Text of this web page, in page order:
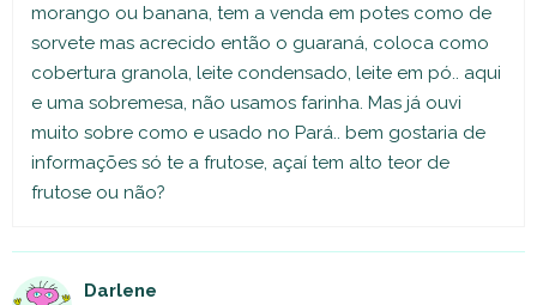
morango ou banana, tem a venda em potes como de
sorvete mas acrecido então o guaraná, coloca como
cobertura granola, leite condensado, leite em pó.. aqui
e uma sobremesa, não usamos farinha. Mas já ouvi
muito sobre como e usado no Pará.. bem gostaria de
informações só te a frutose, açaí tem alto teor de
frutose ou não?
Darlene